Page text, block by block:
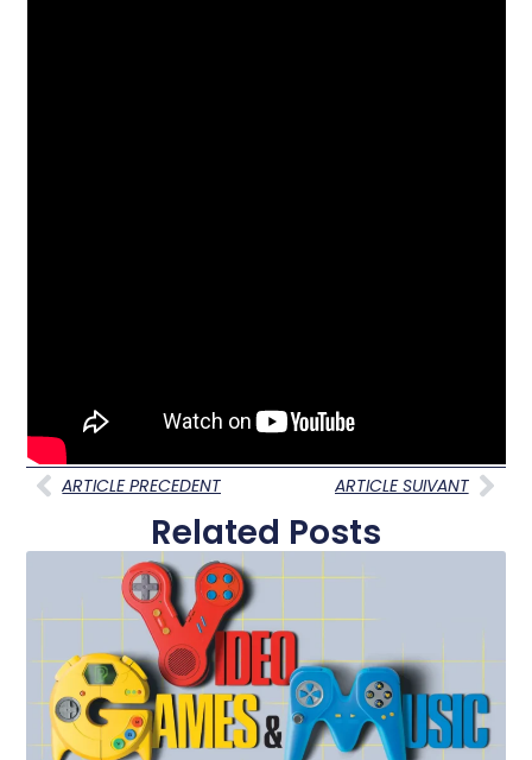
ARTICLE PRECEDENT ARTICLE SUIVANT
Related Posts